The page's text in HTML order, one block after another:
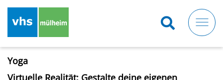
Yoga
Virtuelle Realität: Gestalte deine eigenen